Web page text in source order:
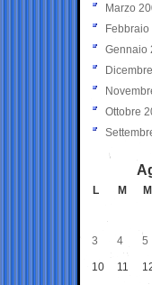
Marzo
Febbraio
Gennaio
Ottobre
L M M
3 4 5
10 11